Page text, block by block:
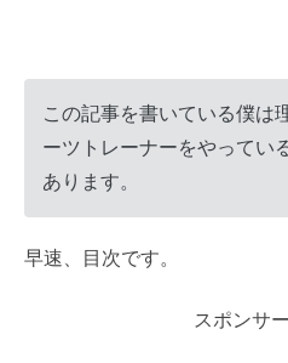
この記事を書いている僕は
ーツトレーナーをやってい
あります。
早速、目次です。
スポンサ